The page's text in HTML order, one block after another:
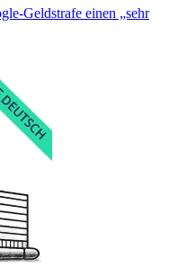
Geldstrafe einen „sehr